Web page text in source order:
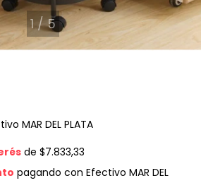
1 /5
MAR DEL PLATA
de $7.833,33
pagando con Efectivo MAR DEL